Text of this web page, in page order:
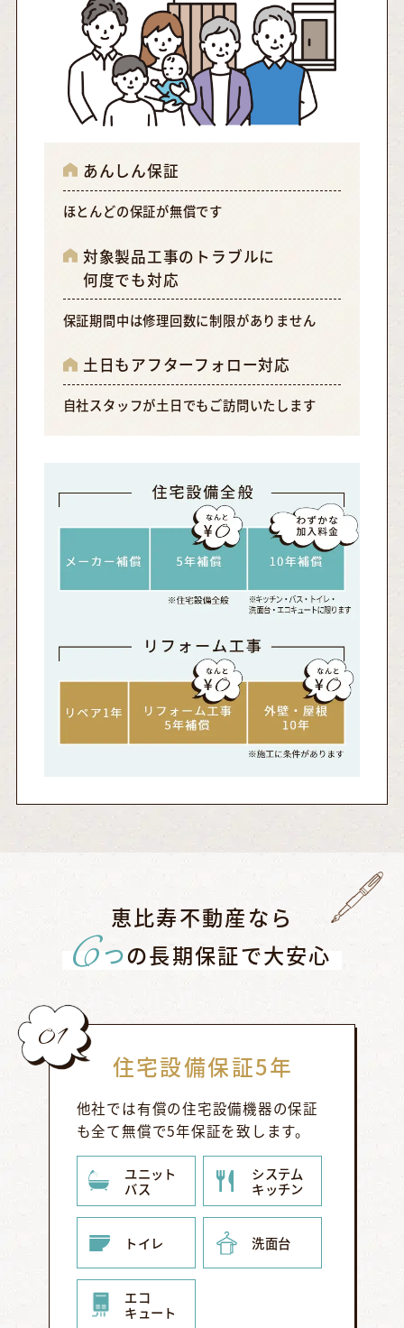
あんしん保証
ほとんどの保証が無償です
対象製品工事のトラブルに
何度でも対応
保証期間中は修理回数に制限がありません
土日もアフターフォロー対応
自社スタッフが土日でもご訪問いたします
恵比寿不動産なら
6つの長期保証で大安心
01
住宅設備保証5年
他社では有償の住宅設備機器の保証
も全て無償で5年保証を致します。
ユニット
バス
システム
キッチン
トイレ 洗面台
エコ
キュート